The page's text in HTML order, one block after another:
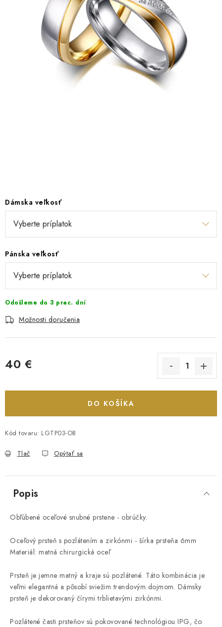
Doprava a platba Vrátenie, výmena, reklamácia
Kontakt
Obchodné podmienky
Ochrana súkromia
Dámska veľkosť
Pánska veľkosť
Odošleme do 3 prac. dní
Možnosti doručenia
40 €
DO KOŠÍKA
Kód tovaru: LGTP03-OB
Tlač Opýtať sa
Popis
Obľúbené oceľové snubné prstene - obrúčky.
Oceľový prsteň s pozlátením a zirkónmi - šírka prsteňa 6mm
Materiál: matná chirurgická oceľ
Prsteň je jemne matný a kraje sú pozlátené. Táto kombinácia je
veľmi elegantná a pôsobí sviežim trendovým dojmom. Dámsky
prsteň je dekorovaný čírymi trblietavými zirkónmi.
Pozlátené časti prsteňov sú pokovované technológiou IPG, čo